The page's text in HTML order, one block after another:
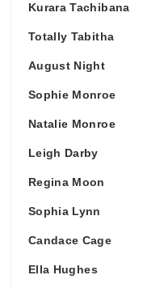
Kurara Tachibana
Totally Tabitha
August Night
Sophie Monroe
Natalie Monroe
Leigh Darby
Regina Moon
Sophia Lynn
Candace Cage
Ella Hughes